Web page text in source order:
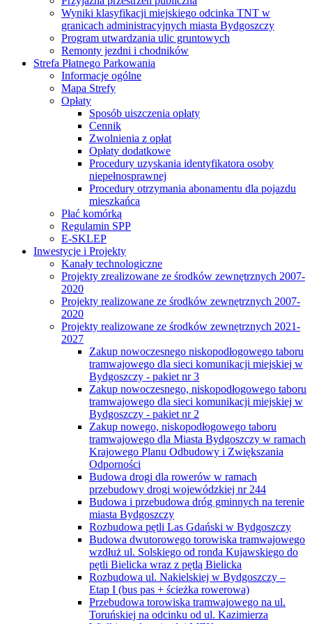
Wyniki klasyfikacji miejskiego odcinka TNT w
granicach administracyjnych miasta Bydgoszczy
Program utwardzania ulic gruntowych
Remonty jezdni i chodników
Strefa Płatnego Parkowania
Informacje ogólne
Mapa Strefy
Opłaty
Sposób uiszczenia opłaty
Cennik
Zwolnienia z opłat
Opłaty dodatkowe
Procedury uzyskania identyfikatora osoby
niepełnosprawnej
Procedury otrzymania abonamentu dla pojazdu
mieszkańca
Płać komórką
Regulamin SPP
E-SKLEP
Inwestycje i Projekty
Kanały technologiczne
Projekty zrealizowane ze środków zewnętrznych 2007-
2020
Projekty realizowane ze środków zewnętrznych 2007-
2020
Projekty realizowane ze środków zewnętrznych 2021-
2027
Zakup nowoczesnego niskopodłogowego taboru
tramwajowego dla sieci komunikacji miejskiej w
Bydgoszczy - pakiet nr 3
Zakup nowoczesnego, niskopodłogowego taboru
tramwajowego dla sieci komunikacji miejskiej w
Bydgoszczy - pakiet nr 2
Zakup nowego, niskopodłogowego taboru
tramwajowego dla Miasta Bydgoszczy w ramach
Krajowego Planu Odbudowy i Zwiększania
Odporności
Budowa drogi dla rowerów w ramach
przebudowy drogi wojewódzkiej nr 244
Budowa i przebudowa dróg gminnych na terenie
miasta Bydgoszczy
Rozbudowa pętli Las Gdański w Bydgoszczy
Budowa dwutorowego torowiska tramwajowego
wzdłuż ul. Solskiego od ronda Kujawskiego do
pętli Bielicka wraz z pętlą Bielicka
Rozbudowa ul. Nakielskiej w Bydgoszczy –
Etap I (bus pas + ścieżka rowerowa)
Przebudowa torowiska tramwajowego na ul.
Toruńskiej na odcinku od ul. Kazimierza